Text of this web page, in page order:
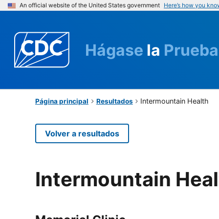
An official website of the United States government Here’s how you
Hágase la Prueba
Página principal Resultados Intermountain Health
Volver a resultados
Intermountain